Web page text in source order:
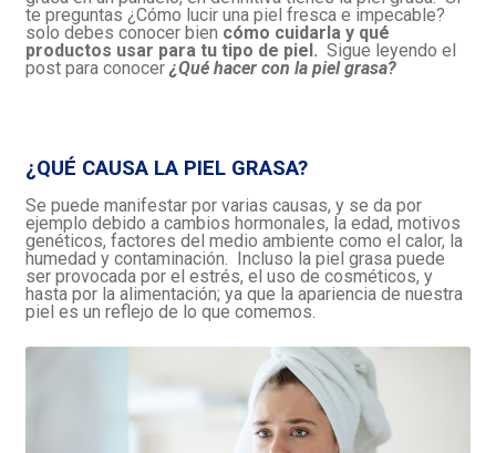
te preguntas ¿Cómo lucir una piel fresca e impecable?
solo debes conocer bien cómo cuidarla y qué
productos usar para tu tipo de piel. Sigue leyendo el
post para conocer ¿Qué hacer con la piel grasa?
¿QUÉ CAUSA LA PIEL GRASA?
Se puede manifestar por varias causas, y se da por
ejemplo debido a cambios hormonales, la edad, motivos
genéticos, factores del medio ambiente como el calor, la
humedad y contaminación. Incluso la piel grasa puede
ser provocada por el estrés, el uso de cosméticos, y
hasta por la alimentación; ya que la apariencia de nuestra
piel es un reflejo de lo que comemos.